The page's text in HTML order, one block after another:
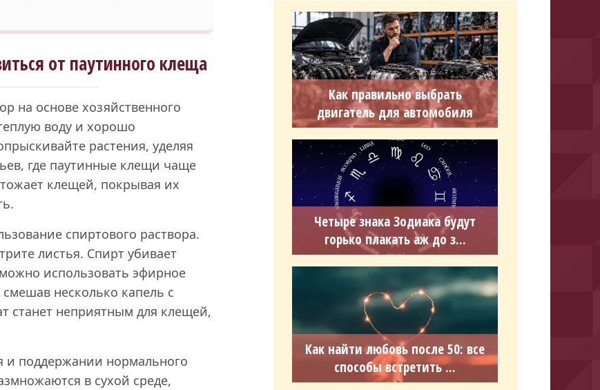
от паутинного клеща
на основе хозяйственного
воду и хорошо
растения, уделяя
где паутинные клещи чаще
клещей, покрывая их
спиртового раствора.
листья. Спирт убивает
использовать эфирное
несколько капель с
станет неприятным для клещей,
поддержании нормального
в сухой среде,
Как правильно выбрать
двигатель для автомобиля
Четыре знака Зодиака будут
горько плакать аж до з...
Как найти любовь после 50: все
способы встретить ...